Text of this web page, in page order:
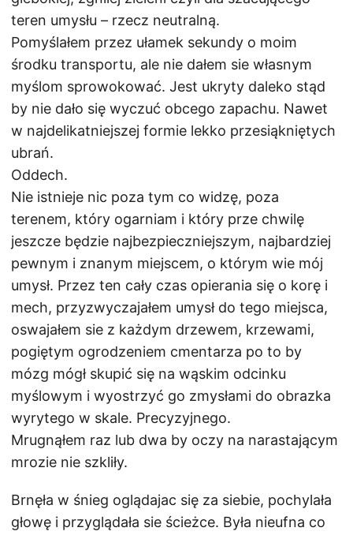
teren umysłu – rzecz neutralną.
Pomyślałem przez ułamek sekundy o moim
środku transportu, ale nie dałem sie własnym
myślom sprowokować. Jest ukryty daleko stąd
by nie dało się wyczuć obcego zapachu. Nawet
w najdelikatniejszej formie lekko przesiąkniętych
ubrań.
Oddech.
Nie istnieje nic poza tym co widzę, poza
terenem, który ogarniam i który prze chwilę
jeszcze będzie najbezpieczniejszym, najbardziej
pewnym i znanym miejscem, o którym wie mój
umysł. Przez ten cały czas opierania się o korę i
mech, przyzwyczajałem umysł do tego miejsca,
oswajałem sie z każdym drzewem, krzewami,
pogiętym ogrodzeniem cmentarza po to by
mózg mógł skupić się na wąskim odcinku
myślowym i wyostrzyć go zmysłami do obrazka
wyrytego w skale. Precyzyjnego.
Mrugnąłem raz lub dwa by oczy na narastającym
mrozie nie szkliły.
Brnęła w śnieg oglądajac się za siebie, pochylała
głowę i przyglądała sie ścieżce. Była nieufna co